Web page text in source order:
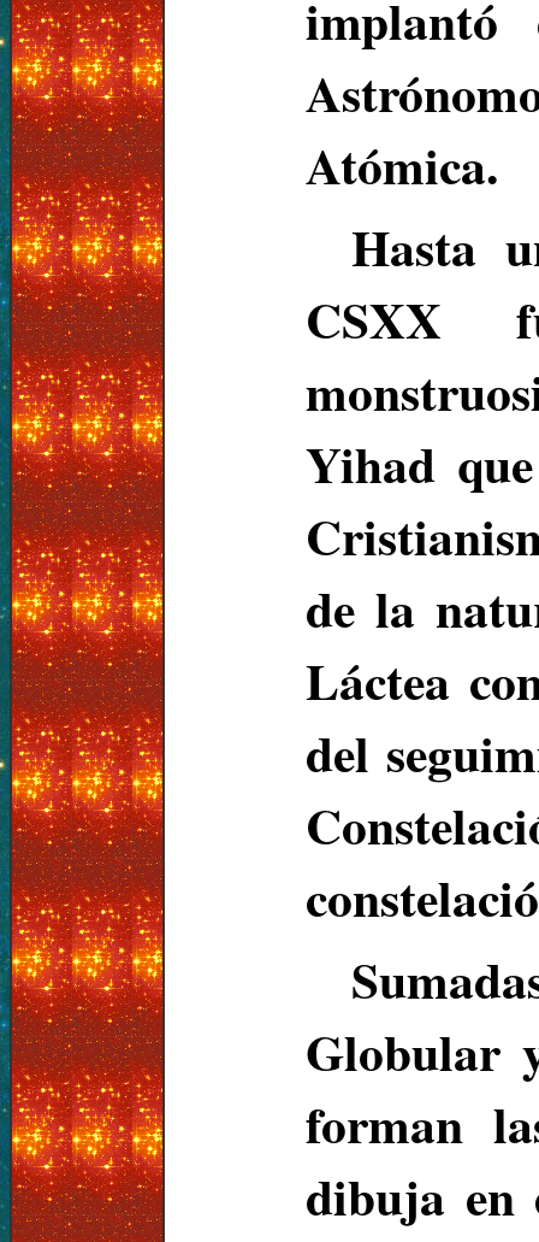
implantó
Atómica.
Hasta
CSXX
Yihad
de la
Láctea
del
Globular
forman
dibuja en